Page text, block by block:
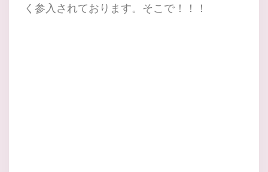
く参入されております。 そこで！！！